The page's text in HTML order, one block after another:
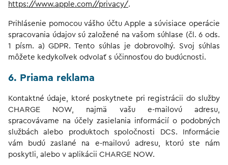
https://www.apple.com//privacy/.
Prihlásenie pomocou vášho účtu Apple a súvisiace operácie
spracovania údajov sú založené na vašom súhlase (čl. 6 ods.
1 písm. a) GDPR. Tento súhlas je dobrovoľný. Svoj súhlas
môžete kedykoľvek odvolať s účinnosťou do budúcnosti.
6. Priama reklama
Kontaktné údaje, ktoré poskytnete pri registrácii do služby
CHARGE NOW, najmä vašu e-mailovú adresu,
spracovávame na účely zasielania informácií o podobných
službách alebo produktoch spoločnosti DCS. Informácie
vám budú zaslané na e-mailovú adresu, ktorú ste nám
poskytli, alebo v aplikácii CHARGE NOW.